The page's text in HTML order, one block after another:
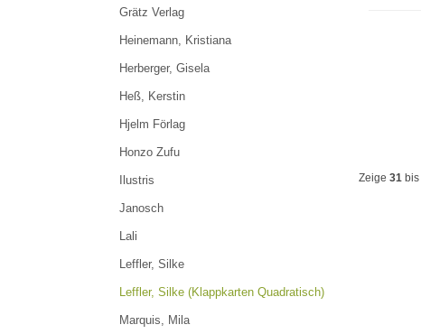
Zeige 31 bis
Grätz Verlag
Heinemann, Kristiana
Herberger, Gisela
Heß, Kerstin
Hjelm Förlag
Honzo Zufu
Ilustris
Janosch
Lali
Leffler, Silke
Leffler, Silke (Klappkarten Quadratisch)
Marquis, Mila